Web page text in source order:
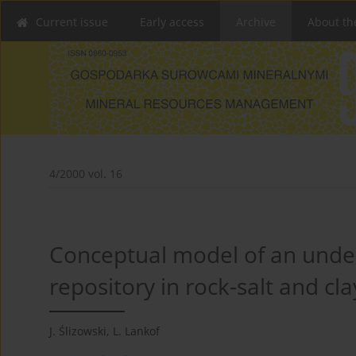
Current issue Early access About
4/2000 vol. 16
Conceptual model of an
repository in rock-salt and
J. Ślizowski, L. Lankof